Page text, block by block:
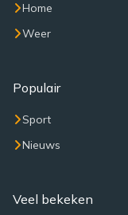
Home
Weer
Populair
Sport
Nieuws
Veel bekeken